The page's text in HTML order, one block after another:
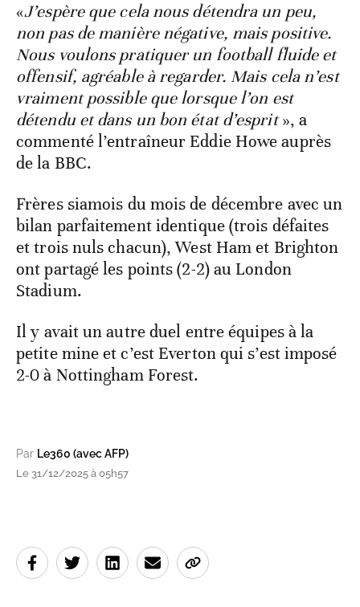
«J’espère que cela nous détendra un peu,
non pas de manière négative, mais positive.
Nous voulons pratiquer un football fluide et
offensif, agréable à regarder. Mais cela n’est
vraiment possible que lorsque l’on est
détendu et dans un bon état d’esprit», a
commenté l’entraîneur Eddie Howe auprès
de la BBC.
Frères siamois du mois de décembre avec un
bilan parfaitement identique (trois défaites
et trois nuls chacun), West Ham et Brighton
ont partagé les points (2-2) au London
Stadium.
Il y avait un autre duel entre équipes à la
petite mine et c’est Everton qui s’est imposé
2-0 à Nottingham Forest.
Par Le360 (avec AFP)
Le 31/12/2025 à 05h57